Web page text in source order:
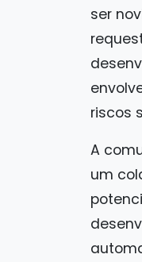
ser
riscos
A
um